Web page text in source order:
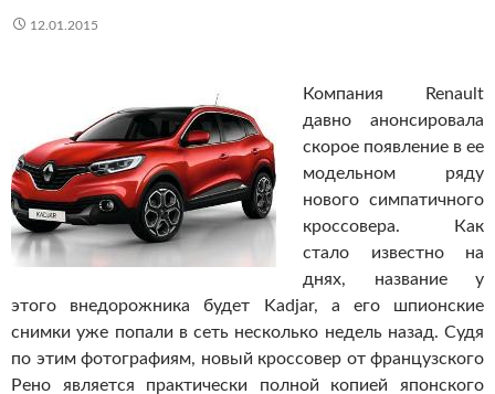
12.01.2015
Компания Renault
давно анонсировала
скорое появление в ее
модельном ряду
нового симпатичного
кроссовера. Как
стало известно на
днях, название у
этого внедорожника будет Kadjar, а его шпионские
снимки уже попали в сеть несколько недель назад. Судя
по этим фотографиям, новый кроссовер от французского
Рено является практически полной копией японского